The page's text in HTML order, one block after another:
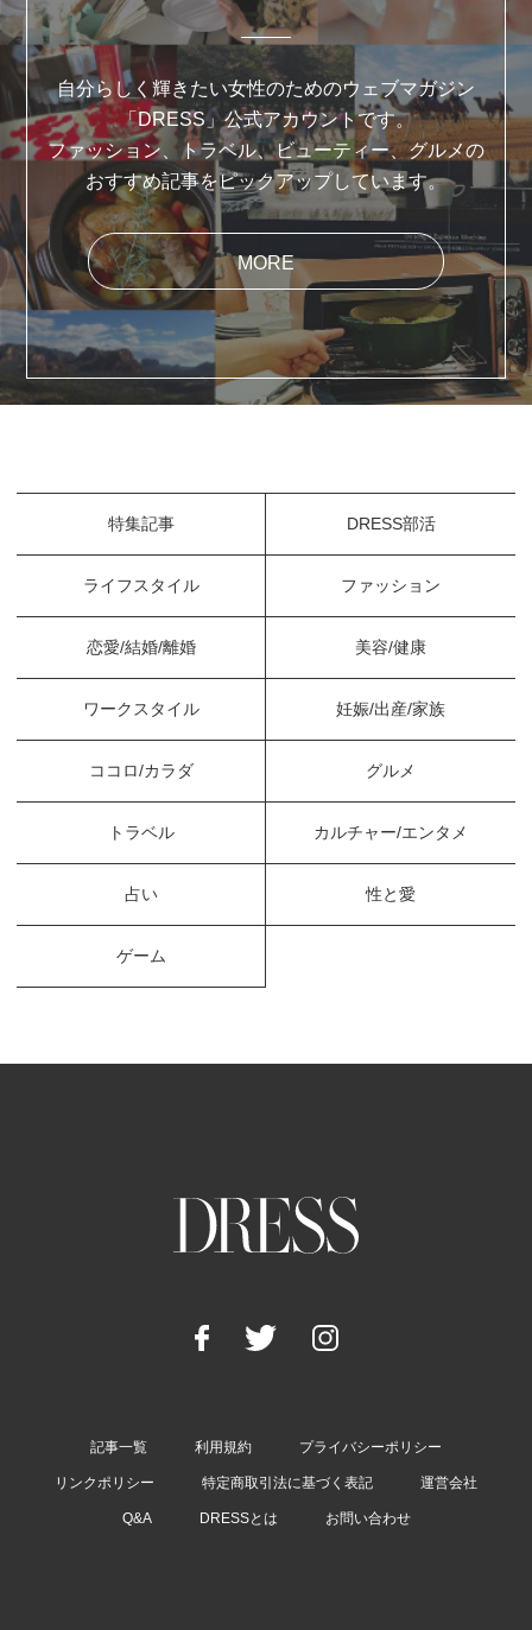
自分らしく輝きたい女性のためのウェブマガジン
「DRESS」公式アカウントです。
ファッション、トラベル、ビューティー、グルメの
おすすめ記事をピックアップしています。
MORE
特集記事 DRESS部活
ライフスタイル ファッション
恋愛/結婚/離婚 美容/健康
ワークスタイル 妊娠/出産/家族
ココロ/カラダ グルメ
トラベル カルチャー/エンタメ
占い 性と愛
ゲーム
記事一覧 利用規約 プライバシーポリシー
リンクポリシー 特定商取引法に基づく表記 運営会社
Q&A DRESSとは お問い合わせ